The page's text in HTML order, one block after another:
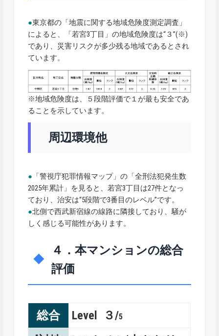
●東京都の「地震に関する地域危険度測定調査」
によると、「若宮3丁目」の地域危険度は“３”(※)
であり、災害リスクが多少残る地域であるとされ
ています。
※地域危険度は、５段階評価で１が最も安全であ
ることを示しています。
周辺環境他
● 「警視庁犯罪情報マップ」の「全刑法犯発生数
2025年累計」を見ると、若宮3丁目は27件となっ
ており、治安は“5段階で3番目のレベル”です。
●北側で西武新宿線の線路に隣接しており、騒が
しく感じる可能性があります。
４．本マンションの総合
評価
総合 Level ３/5